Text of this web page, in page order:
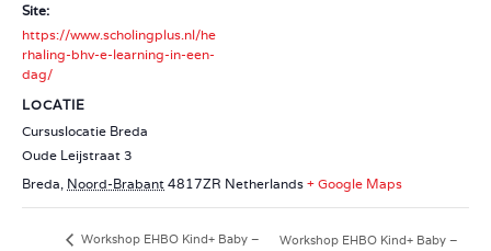
Site:
https://www.scholingplus.nl/he
rhaling-bhv-e-learning-in-een-
dag/
LOCATIE
Cursuslocatie Breda
Oude Leijstraat 3
Breda, Noord-Brabant 4817ZR Netherlands + Google Maps
Workshop EHBO Kind+ Baby –
Workshop EHBO Kind+ Baby –